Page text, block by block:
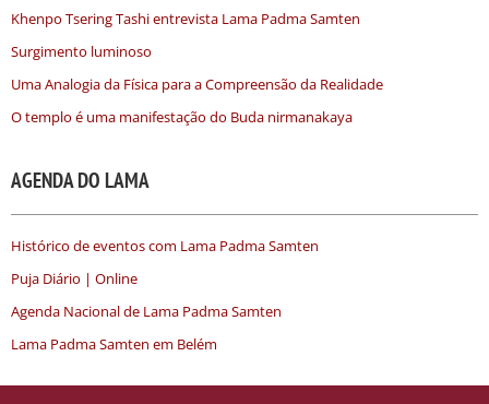
Khenpo Tsering Tashi entrevista Lama Padma Samten
Surgimento luminoso
Uma Analogia da Física para a Compreensão da Realidade
O templo é uma manifestação do Buda nirmanakaya
AGENDA DO LAMA
Histórico de eventos com Lama Padma Samten
Puja Diário | Online
Agenda Nacional de Lama Padma Samten
Lama Padma Samten em Belém